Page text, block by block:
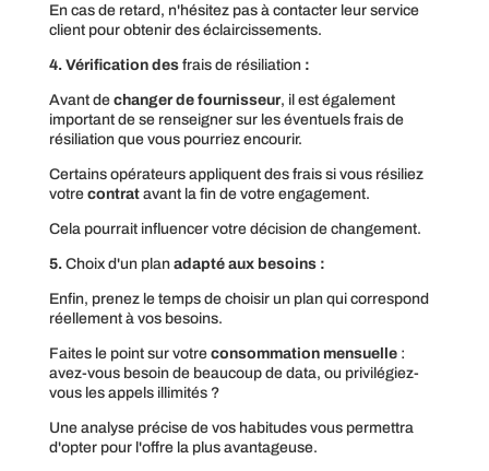
En cas de retard, n'hésitez pas à contacter leur service
client pour obtenir des éclaircissements.
4. Vérification des frais de résiliation:
Avant de changer de fournisseur, il est également
important de se renseigner sur les éventuels frais de
résiliation que vous pourriez encourir.
Certains opérateurs appliquent des frais si vous résiliez
votre contratavant la fin de votre engagement.
Cela pourrait influencer votre décision de changement.
5. Choix d'un planadapté aux besoins :
Enfin, prenez le temps de choisir un plan qui correspond
réellement à vos besoins.
Faites le point sur votre consommation mensuelle:
avez-vous besoin de beaucoup de data, ou privilégiez-
vous les appels illimités ?
Une analyse précise de vos habitudes vous permettra
d'opter pour l'offre la plus avantageuse.